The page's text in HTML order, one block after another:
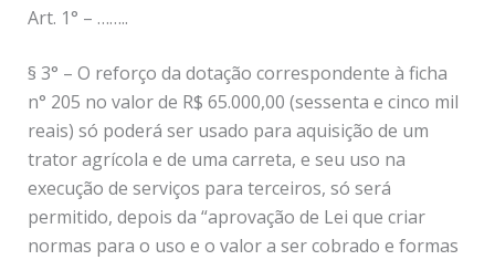
Art. 1° – ……..
§ 3° – O reforço da dotação correspondente à ficha
n° 205 no valor de R$ 65.000,00 (sessenta e cinco mil
reais) só poderá ser usado para aquisição de um
trator agrícola e de uma carreta, e seu uso na
execução de serviços para terceiros, só será
permitido, depois da “aprovação de Lei que criar
normas para o uso e o valor a ser cobrado e formas